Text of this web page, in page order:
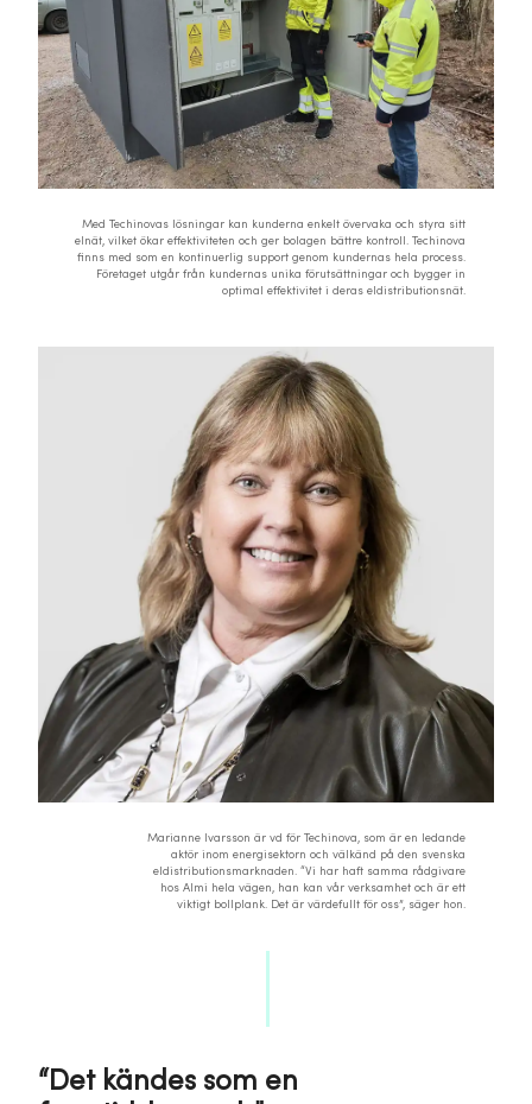
Med Techinovas lösningar kan kunderna enkelt övervaka och styra sitt
elnät, vilket ökar effektiviteten och ger bolagen bättre kontroll. Techinova
finns med som en kontinuerlig support genom kundernas hela process.
Företaget utgår från kundernas unika förutsättningar och bygger in
optimal effektivitet i deras eldistributionsnät.
Marianne Ivarsson är vd för Techinova, som är en ledande
aktör inom energisektorn och välkänd på den svenska
eldistributionsmarknaden. “Vi har haft samma rådgivare
hos Almi hela vägen, han kan vår verksamhet och är ett
viktigt bollplank. Det är värdefullt för oss”, säger hon.
“Det kändes som en